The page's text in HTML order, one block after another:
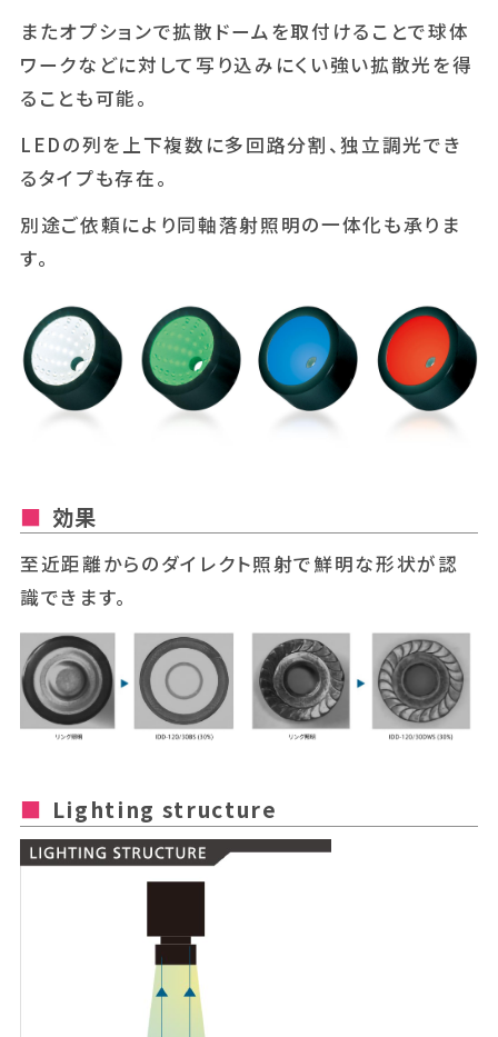
またオプションで拡散ドームを取付けることで球体
ワークなどに対して写り込みにくい強い拡散光を得
ることも可能。
LEDの列を上下複数に多回路分割、独立調光でき
るタイプも存在。
別途ご依頼により同軸落射照明の一体化も承りま
す。
効果
至近距離からのダイレクト照射で鮮明な形状が認
識できます。
Lighting structure